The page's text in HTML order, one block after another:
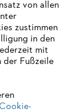
Ihnen, zu
von allen
zustimmen
in den
mit
der Fußzeile
Cookie-